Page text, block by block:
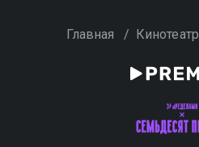
Главная / Кинотеатр